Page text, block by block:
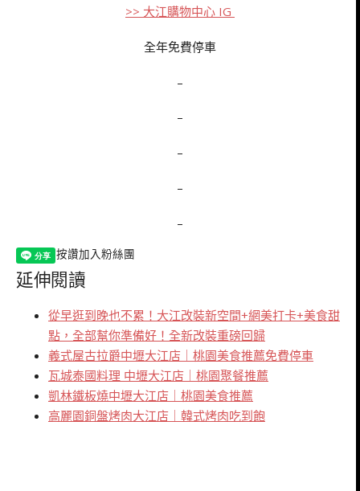
>> 大江購物中心 IG
全年免費停車
–
–
–
–
–
按讚加入粉絲團
延伸閱讀
從早逛到晚也不累！大江改裝新空間+網美打卡+美食甜
點，全部幫你準備好！全新改裝重磅回歸
義式屋古拉爵中壢大江店｜桃園美食推薦免費停車
瓦城泰國料理 中壢大江店｜桃園聚餐推薦
凱林鐵板燒中壢大江店｜桃園美食推薦
高麗園銅盤烤肉大江店｜韓式烤肉吃到飽